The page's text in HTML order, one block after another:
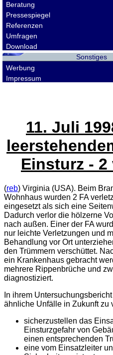
Beratung
Pressespiegel
Referenzen
Umfragen
Download
Sonstiges
Werbung
Impressum
11. Juli
Einsturz - 2
(reb) Virginia (USA). Beim
Wohnhaus wurden 2 FA
eingesetzt als sich eine
Dadurch verlor die hölzerne
nach außen. Einer der FA
nur leichte Verletzungen und
Behandlung vor Ort
den Trümmern verschüttet.
ein Krankenhaus gebracht
mehrere Rippenbrüche und
diagnostiziert.
In ihrem
ähnliche Unfälle in Zukunft zu
sicherzustellen das
Einsturzgefahr von
einen entsprechenden
eine vom Einsatzleiter